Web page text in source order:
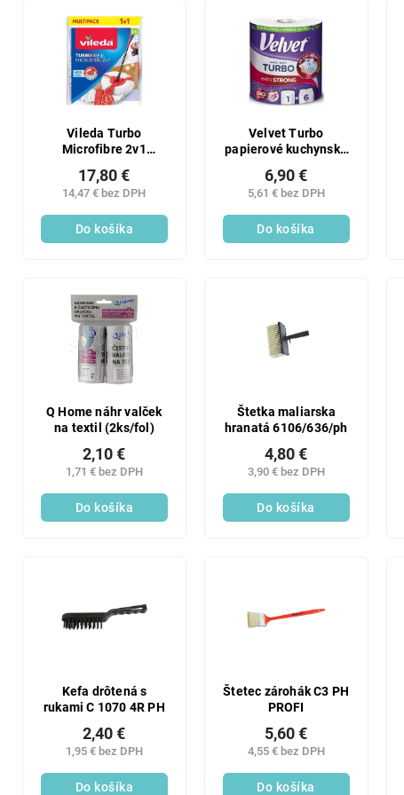
Vileda Turbo
Microfibre 2v1
14,47 € bez DPH
17,80 €
Do košíka
Velvet Turbo
papierové kuchynské
340 útržkov 75,82 m 1
rolka
5,61 € bez DPH
6,90 €
Do košíka
Q Home náhr valček
na textil (2ks/fol)
1,71 € bez DPH
2,10 €
Do košíka
Štetka maliarska
hranatá 6106/636/ph
3,90 € bez DPH
4,80 €
Do košíka
Kefa drôtená s
rukami C 1070 4R PH
1,95 € bez DPH
2,40 €
Do košíka
Štetec zárohák C3 PH
PROFI
4,55 € bez DPH
5,60 €
Do košíka